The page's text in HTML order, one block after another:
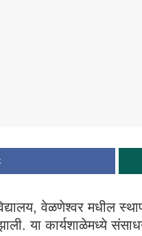
वेळणेश्वर मधील
या कार्यशाळेमध्ये